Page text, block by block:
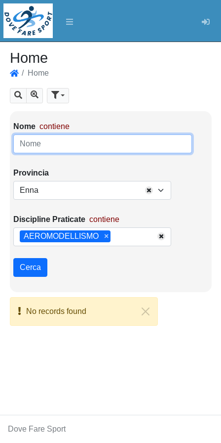
Home
Home
Cerca Mostra tutti i risultati
Parametri di ricerca
Nome contiene
Provincia
Enna
Discipline Praticate contiene
×
AEROMODELLISMO
Cerca
No records found
Dove Fare Sport